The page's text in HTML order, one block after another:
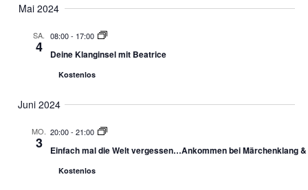
Mai 2024
SA.
4
08:00- 17:00
Deine Klanginsel mit Beatrice
Kostenlos
Juni 2024
MO.
3
20:00- 21:00
Einfach mal die Welt vergessen…Ankommen bei Märchenklang
Kostenlos